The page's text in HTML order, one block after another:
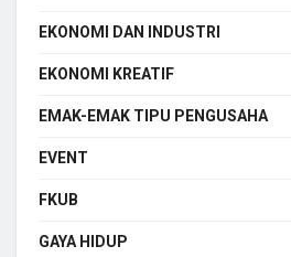
EKONOMI DAN INDUSTRI
EKONOMI KREATIF
EMAK-EMAK TIPU PENGUSAHA
EVENT
FKUB
GAYA HIDUP